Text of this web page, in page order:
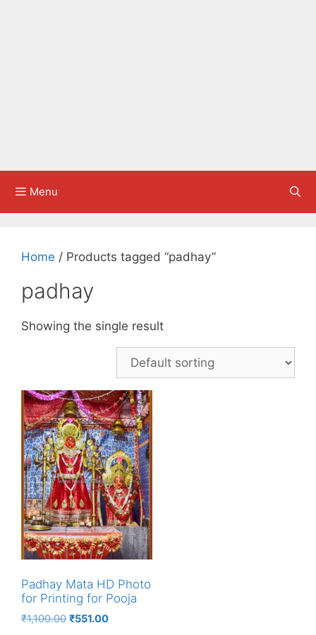
Menu
Home / Products tagged “padhay”
padhay
Showing the single result
Padhay Mata HD Photo
for Printing for Pooja
₹1,100.00 Original
₹551.00Current